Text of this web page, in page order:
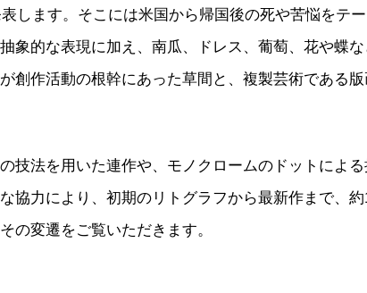
します。そこには米国から帰国後の死や苦悩をテ
象的な表現に加え、南瓜、ドレス、葡萄、花や蝶
創作活動の根幹にあった草間と、複製芸術である
技法を用いた連作や、モノクロームのドットによ
協力により、初期のリトグラフから最新作まで、
の変遷をご覧いただきます。